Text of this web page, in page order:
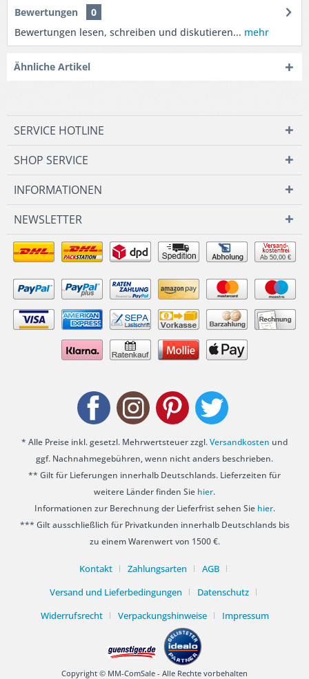
Bewertungen
0
Bewertungen lesen, schreiben und diskutieren... mehr
Ähnliche Artikel
SERVICE HOTLINE
SHOP SERVICE
INFORMATIONEN
NEWSLETTER
Ab 50,00 €
* Alle Preise inkl. gesetzl. Mehrwertsteuer zzgl.Versandkosten und
ggf. Nachnahmegebühren, wenn nicht anders beschrieben.
** Gilt für Lieferungen innerhalb Deutschlands. Lieferzeiten für
weitere Länder finden Sie hier.
Informationen zur Berechnung der Lieferfrist sehen Sie hier.
*** Gilt ausschließlich für Privatkunden innerhalb Deutschlands bis
zu einem Warenwert von 1500 €.
Kontakt Zahlungsarten
AGB
Versand und Lieferbedingungen
Datenschutz
Widerrufsrecht
Verpackungshinweise Impressum
Copyright © MM-ComSale - Alle Rechte vorbehalten